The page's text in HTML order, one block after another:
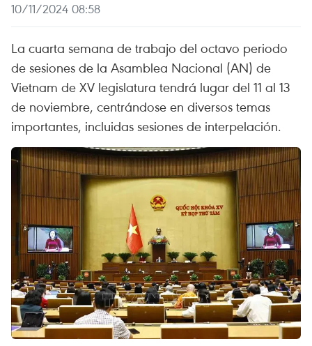
10/11/2024 08:58
La cuarta semana de trabajo del octavo periodo
de sesiones de la Asamblea Nacional (AN) de
Vietnam de XV legislatura tendrá lugar del 11 al 13
de noviembre, centrándose en diversos temas
importantes, incluidas sesiones de interpelación.